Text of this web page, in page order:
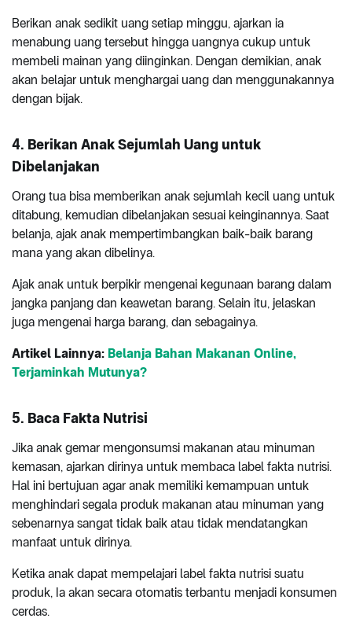
Berikan anak sedikit uang setiap minggu, ajarkan ia
menabung uang tersebut hingga uangnya cukup untuk
membeli mainan yang diinginkan. Dengan demikian, anak
akan belajar untuk menghargai uang dan menggunakannya
dengan bijak.
4. Berikan Anak Sejumlah Uang untuk
Dibelanjakan
Orang tua bisa memberikan anak sejumlah kecil uang untuk
ditabung, kemudian dibelanjakan sesuai keinginannya. Saat
belanja, ajak anak mempertimbangkan baik-baik barang
mana yang akan dibelinya.
Ajak anak untuk berpikir mengenai kegunaan barang dalam
jangka panjang dan keawetan barang. Selain itu, jelaskan
juga mengenai harga barang, dan sebagainya.
Artikel Lainnya: Belanja Bahan Makanan Online,
Terjaminkah Mutunya?
5. Baca Fakta Nutrisi
Jika anak gemar mengonsumsi makanan atau minuman
kemasan, ajarkan dirinya untuk membaca label fakta nutrisi.
Hal ini bertujuan agar anak memiliki kemampuan untuk
menghindari segala produk makanan atau minuman yang
sebenarnya sangat tidak baik atau tidak mendatangkan
manfaat untuk dirinya.
Ketika anak dapat mempelajari label fakta nutrisi suatu
produk, Ia akan secara otomatis terbantu menjadi konsumen
cerdas.